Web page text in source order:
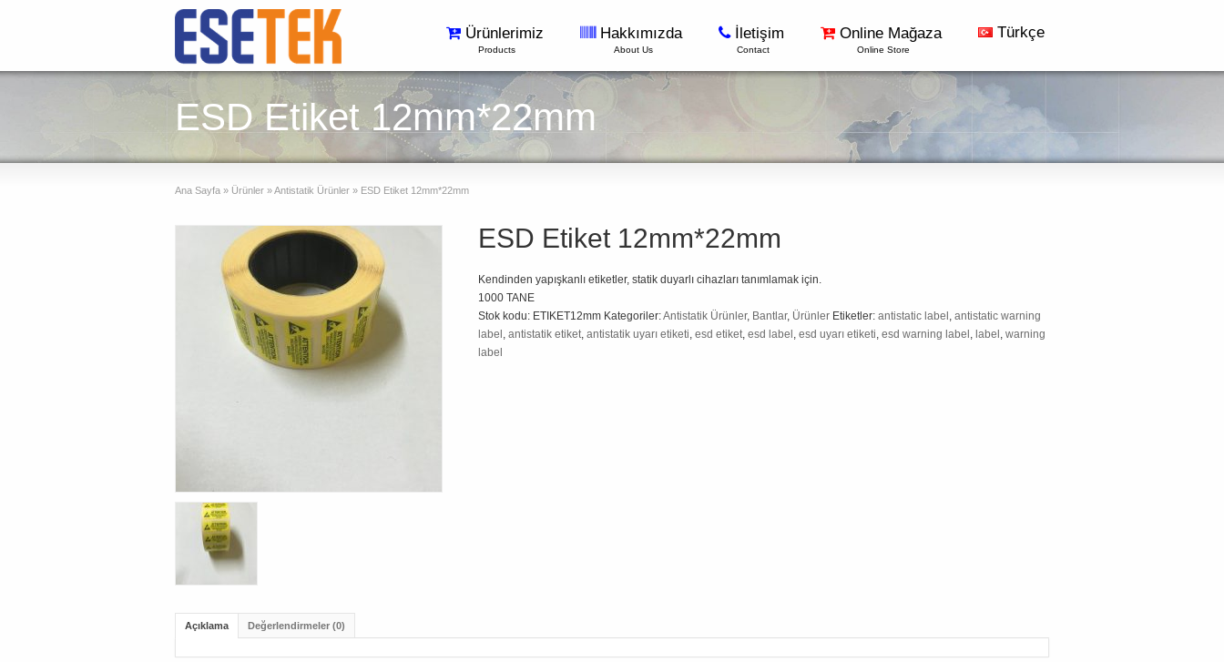
Ürünlerimiz
Products
Hakkımızda
About Us
İletişim
Contact
Online Mağaza
Online Store
Türkçe
ESD Etiket 12mm*22mm
Ana Sayfa » Ürünler »Antistatik Ürünler » ESD Etiket 12mm*22mm
ESD Etiket 12mm*22mm
Kendinden yapışkanlı etiketler, statik duyarlı cihazları tanımlamak için.
1000 TANE
Stok kodu: ETIKET12mm Kategoriler:Antistatik Ürünler, Bantlar, Ürünler Etiketler: antistatic label , antistatic warning
label , antistatik etiket, antistatik uyarı etiketi, esd etiket, esd label , esd uyarı etiketi, esd warning label , label , warning
label
Açıklama Değerlendirmeler (0)